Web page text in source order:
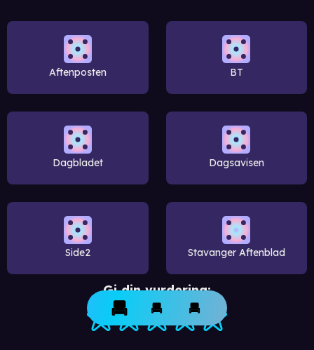
Aftenposten BT
Dagbladet Dagsavisen
Side2 Stavanger Aftenblad
Gi din vurdering: